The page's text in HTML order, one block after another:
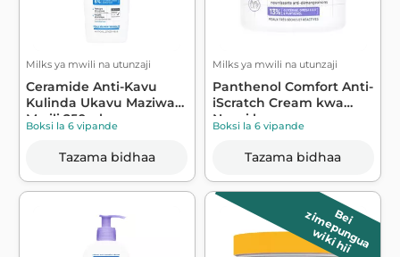
Milks ya mwili na utunzaji
Ceramide Anti-Kavu
Kulinda Ukavu Maziwa
Mwili 250ml -...
Boksi la 6 vipande
Tazama bidhaa
Milks ya mwili na utunzaji
Panthenol Comfort Anti-
iScratch Cream kwa
Ngozi kavu ...
Boksi la 6 vipande
Tazama bidhaa
B
e
i
z
im
e
p
u
n
g
u
a
wiki hii